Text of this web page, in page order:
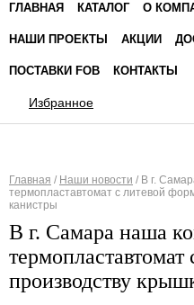
ГЛАВНАЯ КАТАЛОГ О
НАШИ ПРОЕКТЫ АКЦИИ
ПОСТАВКИ FOB КОНТАКТЫ
Избранное
Вы здесь
Главная / Наши новости / В г.
термопластавтомат с литевой
канистры
В г. Самара наша
производству